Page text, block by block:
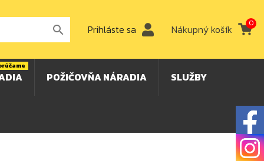
 Prihláste sa Nákupný košík 0
POŽIČOVŇA NÁRADIA SLUŽBY